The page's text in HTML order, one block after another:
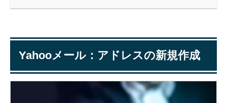
Yahooメール：アドレスの新規作成